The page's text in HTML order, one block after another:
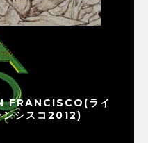
ライ
ンシスコ2012)